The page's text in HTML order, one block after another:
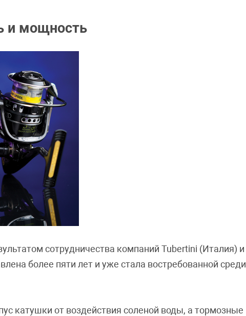
и мощность
сотрудничества компаний Tubertini (Италия) и
более пяти лет и уже стала востребованной среди
катушки от воздействия соленой воды, а тормозные